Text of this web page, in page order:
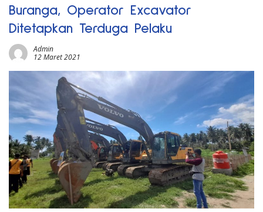
Buranga, Operator Excavator
Ditetapkan Terduga Pelaku
Admin
12 Maret 2021